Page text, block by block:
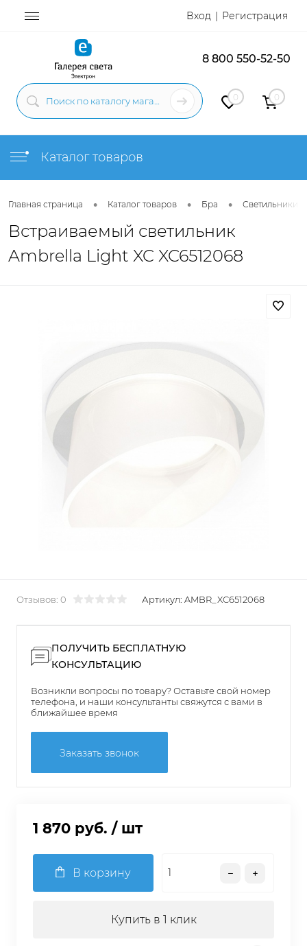
Вход Регистрация
8 800 550-52-50
0 0
Каталог товаров
Главная страница • Каталог товаров • Бра • Светильники
Встраиваемый светильник
Ambrella Light XC XC6512068
Отзывов: 0 Артикул: AMBR_XC6512068
ПОЛУЧИТЬ БЕСПЛАТНУЮ
КОНСУЛЬТАЦИЮ
Возникли вопросы по товару? Оставьте свой номер
телефона, и наши консультанты свяжутся с вами в
ближайшее время
Заказать звонок
1 870 руб. / шт
В корзину
Купить в 1 клик